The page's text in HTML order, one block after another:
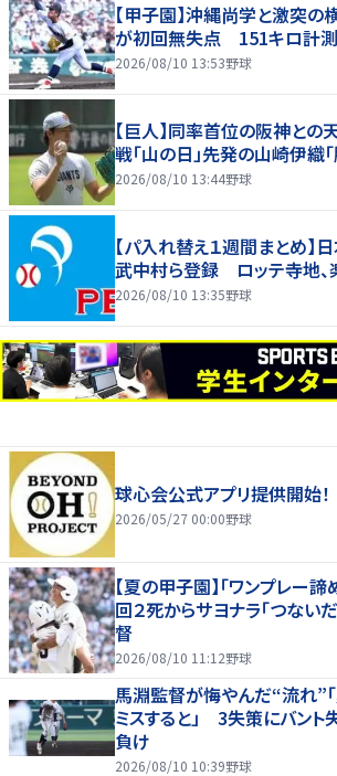
【甲子園】沖縄尚学と激突
が初回無失点 151キロ計測
2026/08/10 13:53野球
【巨人】同率首位の阪神と
戦「山の日」先発の山崎伊織
2026/08/10 13:44野球
【パ入れ替え１週間まとめ】
武中村ら登録 ロッテ寺地、
2026/08/10 13:35野球
球心会公式アプリ提供開始！
2026/05/27 00:00野球
【夏の甲子園】「ワンプレー
回２死からサヨナラ「つない
督
2026/08/10 11:12野球
馬淵監督が悔やんだ“流れ”
ミスすると」 3失策にバン
負け
2026/08/10 10:39野球